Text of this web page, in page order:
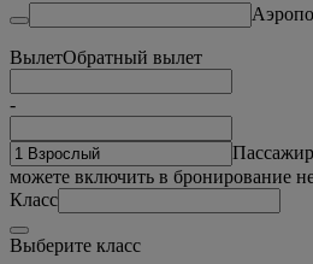
ВылетОбратный вылет
-
можете включить в бронирование
Класс
Выберите класс